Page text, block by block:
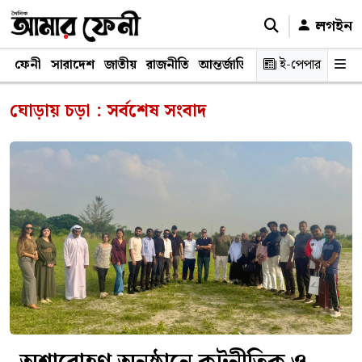
লগইন
ফেনী সারাদেশ জাতীয় রাজনীতি আন্তর্জাতিক অর্থনীতি
ই-পেপার
ঘোড়ায় চড়া : সর্বশেষ সংবাদ